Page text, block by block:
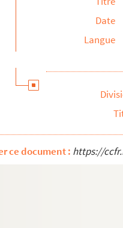
datée de la mission de la
la Charmoye
et une troisième sans
(3 janv. 1650 et 1654)
de Saint Denis (1652)
(1653)
(1653)
Date
Langue
ce document : https://